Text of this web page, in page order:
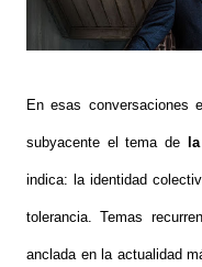
En esas conversaciones
subyacente el tema de la
indica: la identidad
tolerancia. Temas
anclada en la actualidad